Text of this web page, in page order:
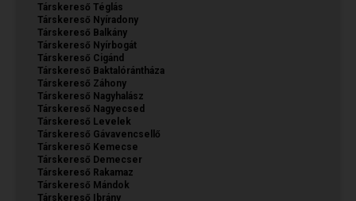
Társkereső Téglás
Társkereső Nyíradony
Társkereső Balkány
Társkereső Nyírbogát
Társkereső Cigánd
Társkereső Baktalórántháza
Társkereső Záhony
Társkereső Nagyhalász
Társkereső Nagyecsed
Társkereső Levelek
Társkereső Gávavencsellő
Társkereső Kemecse
Társkereső Demecser
Társkereső Rakamaz
Társkereső Mándok
Társkereső Ibrány